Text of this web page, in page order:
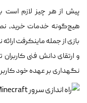
پیش از هر چیز لازم است
هیچ‌گونه خدمات خرید،
بازی از جمله ماینکرفت
و ارتقای دانش فنی
نگهداری بر عهده خود